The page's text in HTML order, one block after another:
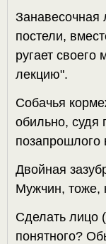
Занавесочная
постели,
ругает своего
лекцию".
Собачья
обильно, судя
позапрошлого
Двойная
Мужчин, тоже,
Сделать лицо
понятного?